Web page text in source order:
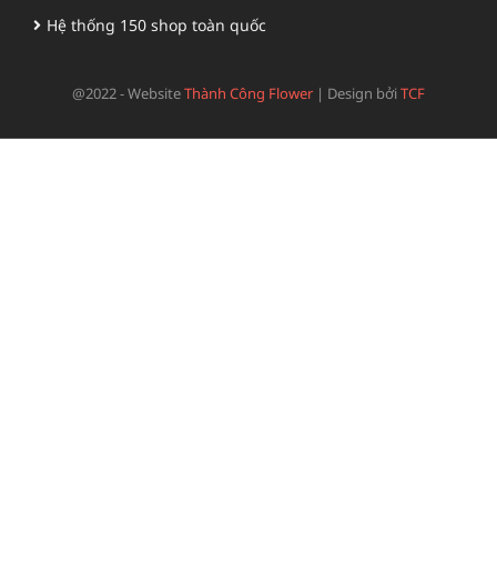
Hệ thống 150 shop toàn quốc
@2022 - WebsiteThành Công Flower | Design bởiTCF